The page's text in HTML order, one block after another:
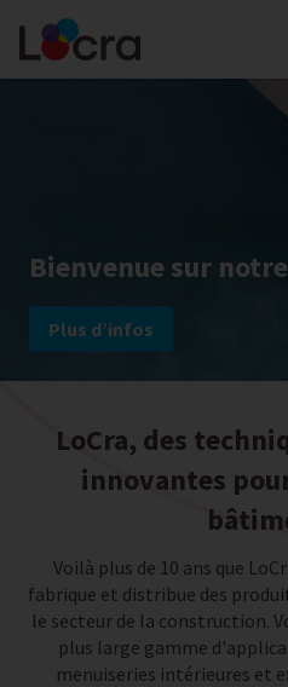
Bienvenue sur
Plus d’infos
LoCra, des
innovantes
Voilà plus de 10 ans que
fabrique et distribue des
le secteur de la construction.
plus large gamme
menuiseries intérieures et